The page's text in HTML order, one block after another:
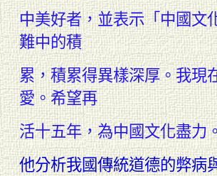
中美好者，並表示「中國文
難中的積
累，積累得異樣深厚。我現
愛。希望再
活十五年，為中國文化盡力
他分析我國傳統道德的弊病